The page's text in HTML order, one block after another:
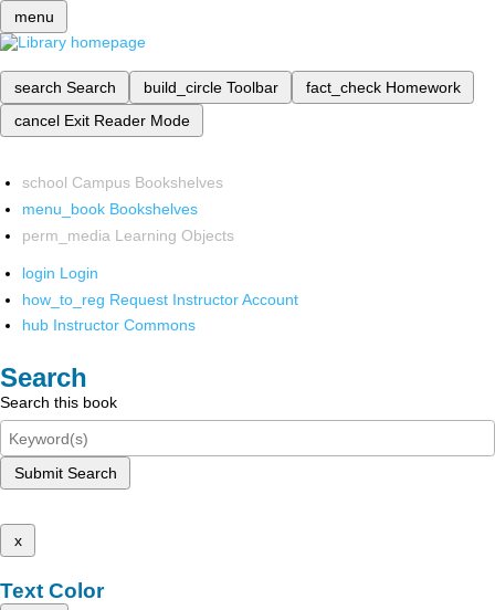
menu
search Search build_circle Toolbar fact_check Homework
cancel Exit Reader Mode
school Campus Bookshelves
menu_book Bookshelves
perm_media Learning Objects
login Login
how_to_reg Request Instructor Account
hub Instructor Commons
Search
Search this book
Submit Search
x
Text Color